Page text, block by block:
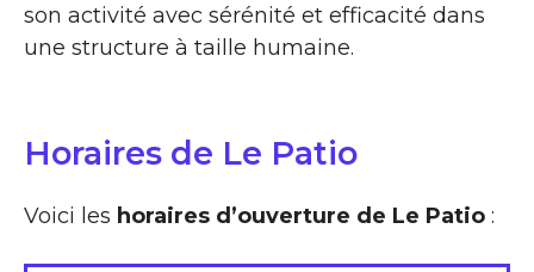
son activité avec sérénité et efficacité dans
une structure à taille humaine.
Horaires de Le Patio
Voici les horaires d’ouverture de Le Patio :